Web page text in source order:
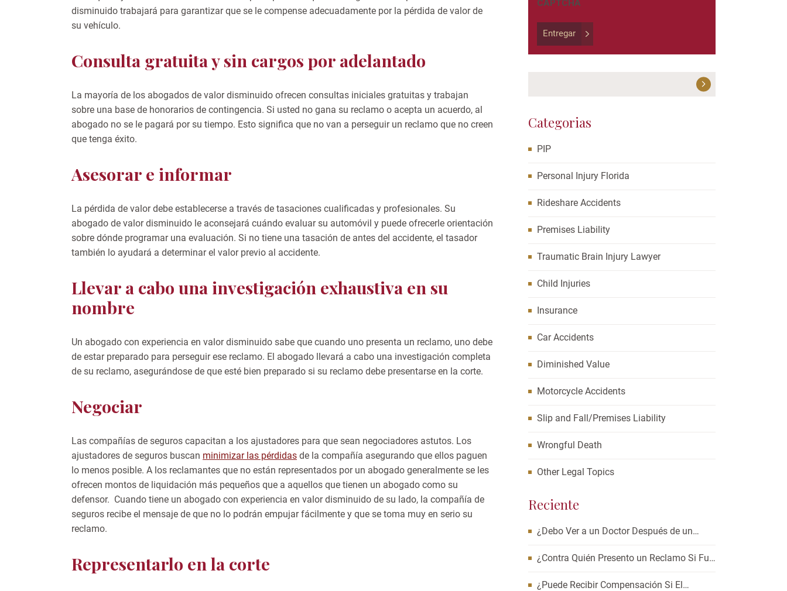
disminuido trabajará para garantizar que se le compense adecuadamente por la pérdida de valor de
su vehículo.
Consulta gratuita y sin cargos por adelantado
La mayoría de los abogados de valor disminuido ofrecen consultas iniciales gratuitas y trabajan
sobre una base de honorarios de contingencia. Si usted no gana su reclamo o acepta un acuerdo, al
abogado no se le pagará por su tiempo. Esto significa que no van a perseguir un reclamo que no creen
que tenga éxito.
Asesorar e informar
La pérdida de valor debe establecerse a través de tasaciones cualificadas y profesionales. Su
abogado de valor disminuido le aconsejará cuándo evaluar su automóvil y puede ofrecerle orientación
sobre dónde programar una evaluación. Si no tiene una tasación de antes del accidente, el tasador
también lo ayudará a determinar el valor previo al accidente.
Llevar a cabo una investigación exhaustiva en su
nombre
Un abogado con experiencia en valor disminuido sabe que cuando uno presenta un reclamo, uno debe
de estar preparado para perseguir ese reclamo. El abogado llevará a cabo una investigación completa
de su reclamo, asegurándose de que esté bien preparado si su reclamo debe presentarse en la corte.
Negociar
Las compañías de seguros capacitan a los ajustadores para que sean negociadores astutos. Los
ajustadores de seguros buscan minimizar las pérdidas de la compañía asegurando que ellos paguen
lo menos posible. A los reclamantes que no están representados por un abogado generalmente se les
ofrecen montos de liquidación más pequeños que a aquellos que tienen un abogado como su
defensor. Cuando tiene un abogado con experiencia en valor disminuido de su lado, la compañía de
seguros recibe el mensaje de que no lo podrán empujar fácilmente y que se toma muy en serio su
reclamo.
Representarlo en la corte
CAPTCHA
left
unchanged.
Entregar
Categorias
PIP
Personal Injury Florida
Rideshare Accidents
Premises Liability
Traumatic Brain Injury Lawyer
Child Injuries
Insurance
Car Accidents
Diminished Value
Motorcycle Accidents
Slip and Fall/Premises Liability
Wrongful Death
Other Legal Topics
Reciente
¿Debo Ver a un Doctor Después de un
Afectar Su Caso
¿Contra Quién Presento un Reclamo Si Fui
¿Puede Recibir Compensación Si El